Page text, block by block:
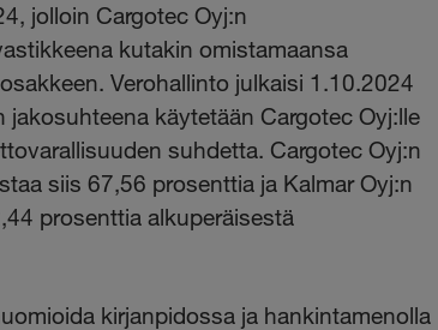
jolloin Cargotec Oyj:n
kutakin omistamaansa
Verohallinto julkaisi 1.10.2024
käytetään Cargotec Oyj:lle
suhdetta. Cargotec Oyj:n
siis 67,56 prosenttia ja Kalmar Oyj:n
prosenttia alkuperäisestä
kirjanpidossa ja hankintamenolla